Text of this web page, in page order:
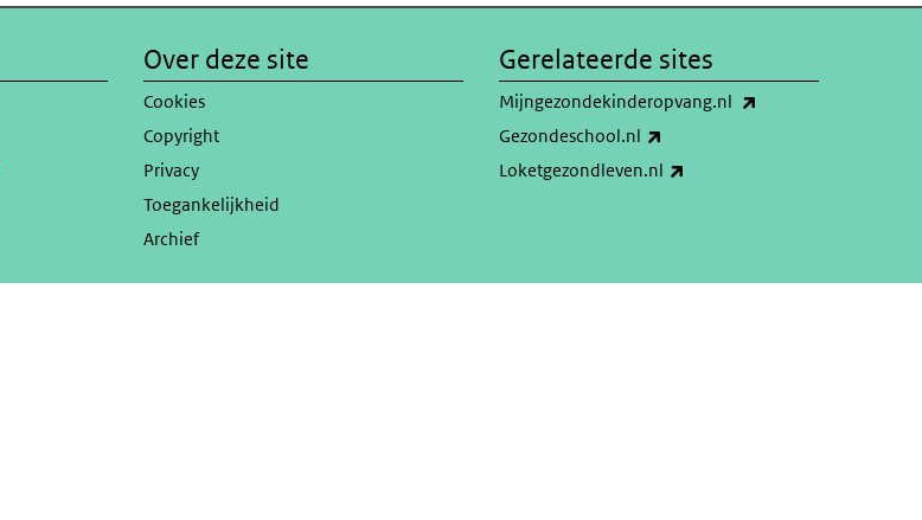
Over deze site
Cookies
Copyright
Privacy
Toegankelijkheid
Archief
Gerelateerde sites
Mijngezondekinderopvang.nl
Gezondeschool.nl
Loketgezondleven.nl